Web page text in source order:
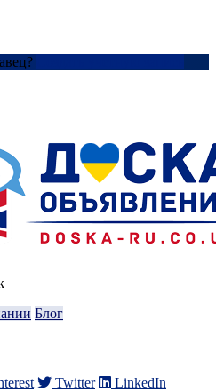
Блог
Twitter LinkedIn